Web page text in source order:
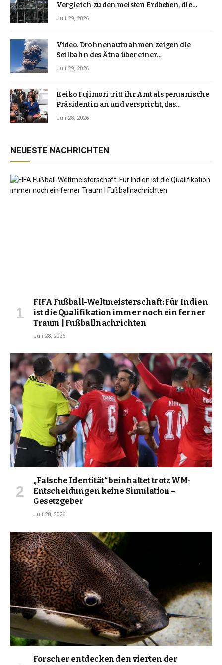
Vergleich zu den meisten Erdbeben, die
Japan erschütterten, ungewöhnlich ist
Juli 29, 2026
Video. Drohnenaufnahmen zeigen die
Seilbahn des Ätna über einer
Vulkanlandschaft
Juli 29, 2026
Keiko Fujimori tritt ihr Amt als peruanische
Präsidentin an und verspricht, das
Jahrzehnt der Instabilität zu beenden
Juli 28, 2026
NEUESTE NACHRICHTEN
FIFA Fußball-Weltmeisterschaft: Für Indien
ist die Qualifikation immer noch ein ferner
Traum | Fußballnachrichten
Juli 28, 2026
„Falsche Identität“ beinhaltet trotz WM-
Entscheidungen keine Simulation –
Gesetzgeber
Juli 28, 2026
Forscher entdecken den vierten der